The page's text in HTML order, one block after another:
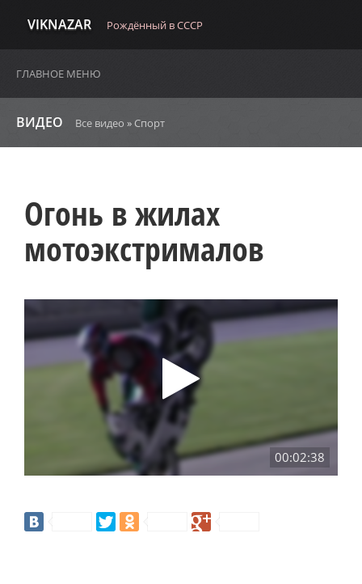
VIKNAZAR Рождённый в СССР
ГЛАВНОЕ МЕНЮ
ВИДЕО Все видео » Спорт
Огонь в жилах
мотоэкстрималов
00:02:38